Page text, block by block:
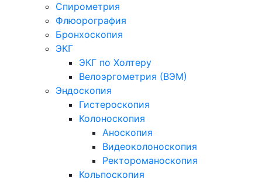
Спирометрия
Флюорография
Бронхоскопия
ЭКГ
ЭКГ по Холтеру
Велоэргометрия (ВЭМ)
Эндоскопия
Гистероскопия
Колоноскопия
Аноскопия
Видеоколоноскопия
Ректороманоскопия
Кольпоскопия